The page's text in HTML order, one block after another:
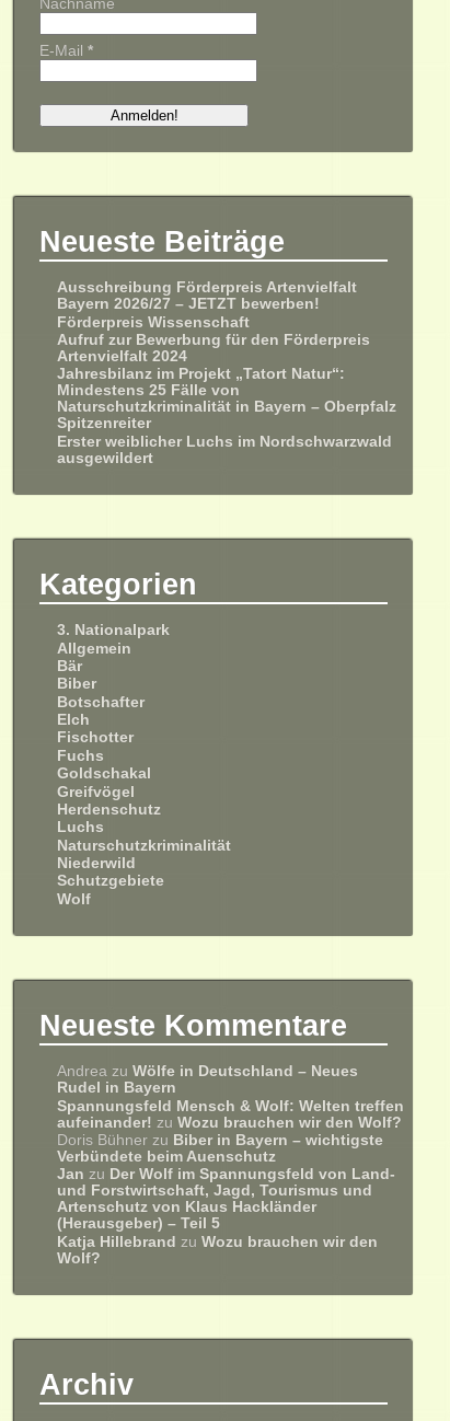
Nachname
E-Mail*
Neueste Beiträge
Ausschreibung Förderpreis Artenvielfalt
Bayern 2026/27 – JETZT bewerben!
Förderpreis Wissenschaft
Aufruf zur Bewerbung für den Förderpreis
Artenvielfalt 2024
Jahresbilanz im Projekt „Tatort Natur“:
Mindestens 25 Fälle von
Naturschutzkriminalität in Bayern – Oberpfalz
Spitzenreiter
Erster weiblicher Luchs im Nordschwarzwald
ausgewildert
Kategorien
3. Nationalpark
Allgemein
Bär
Biber
Botschafter
Elch
Fischotter
Fuchs
Goldschakal
Greifvögel
Herdenschutz
Luchs
Naturschutzkriminalität
Niederwild
Schutzgebiete
Wolf
Neueste Kommentare
Andrea zuWölfe in Deutschland – Neues
Rudel in Bayern
Spannungsfeld Mensch & Wolf: Welten treffen
aufeinander! zuWozu brauchen wir den Wolf?
Doris Bühner zu Biber in Bayern – wichtigste
Verbündete beim Auenschutz
Jan zu Der Wolf im Spannungsfeld von Land-
und Forstwirtschaft, Jagd, Tourismus und
Artenschutz von Klaus Hackländer
(Herausgeber) – Teil 5
Katja Hillebrand zuWozu brauchen wir den
Wolf?
Archiv